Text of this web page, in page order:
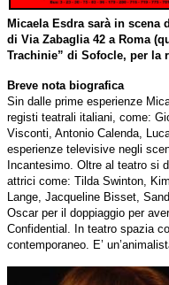
Micaela Esdra sarà in scena
di Via Zabaglia 42 a Roma
Trachinie” di Sofocle, per la
Breve nota biografica
Sin dalle prime esperienze
registi teatrali italiani, come:
Visconti, Antonio Calenda,
esperienze televisive negli
Incantesimo. Oltre al teatro si
attrici come: Tilda Swinton,
Lange, Jacqueline Bisset,
Oscar per il doppiaggio per
Confidential. In teatro spazia
contemporaneo. E’